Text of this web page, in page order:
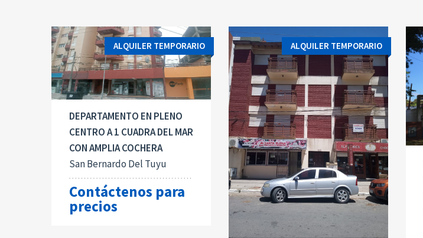
ALQUILER TEMPORARIO
DEPARTAMENTO EN PLENO
CENTRO A 1 CUADRA DEL MAR
CON AMPLIA COCHERA
San Bernardo Del Tuyu
Contáctenos para
precios
ALQUILER TEMPORARIO